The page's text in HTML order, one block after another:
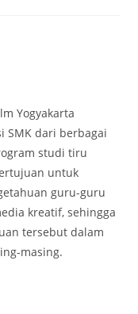
Yogyakarta
SMK dari berbagai
studi tiru
untuk
guru-guru
kreatif, sehingga
tersebut dalam
masing.